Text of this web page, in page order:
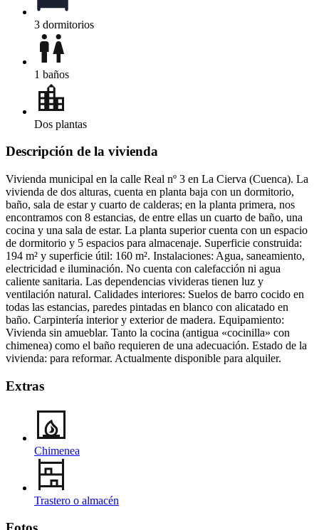
3 dormitorios
1 baños
Dos plantas
Descripción de la vivienda
Vivienda municipal en la calle Real nº 3 en La Cierva (Cuenca). La
vivienda de dos alturas, cuenta en planta baja con un dormitorio,
baño, sala de estar y cuarto de calderas; en la planta primera, nos
encontramos con 8 estancias, de entre ellas un cuarto de baño, una
cocina y una sala de estar. La planta superior cuenta con un espacio
de dormitorio y 5 espacios para almacenaje. Superficie construida:
194 m² y superficie útil: 160 m². Instalaciones: Agua, saneamiento,
electricidad e iluminación. No cuenta con calefacción ni agua
caliente sanitaria. Las dependencias vivideras tienen luz y
ventilación natural. Calidades interiores: Suelos de barro cocido en
todas las estancias, paredes pintadas en blanco con alicatado en
baño. Carpintería interior y exterior de madera. Equipamiento:
Vivienda sin amueblar. Tanto la cocina (antigua «cocinilla» con
chimenea) como el baño requieren de una adecuación. Estado de la
vivienda: para reformar. Actualmente disponible para alquiler.
Extras
Chimenea
Trastero o almacén